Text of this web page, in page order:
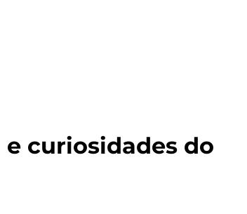
curiosidades do